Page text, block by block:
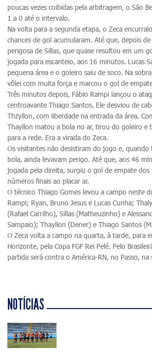
poucas vezes coibidas pela arbitragem, o São
1 a 0 até o intervalo.
Na volta para a segunda etapa, o Zeca
chances de gol acumularam. Até que, depois
perigosa de Sillas, que quase resultou em um
jogada para escanteio, aos 16 minutos. Lucas
pequena área e o goleiro saiu de soco. Na
vôlei com muita força e marcou o gol de
Três minutos depois, Fábio Rampi lançou o
centroavante Thiago Santos. Ele desviou de
Thzyllon, com liberdade na entrada da área.
Thayllon matou a bola no ar, tirou do goleiro e
para a rede. Era a virada do Zeca.
Os visitantes não desistiram do jogo e, quando
bola, ainda levavam perigo. Até que, aos 46
jogada pela direita, surgiu o gol de empate dos
números finais ao placar ar.
O técnico Thiago Gomes levou a campo neste
Rampi; Ryan, Bruno Jesus e Lucas Cunha;
(Rafael Carrilho), Sillas (Matheuzinho) e
Sampaio); Thayllon (Dener) e Thiago Santos
O Zeca volta a campo na quarta, à tarde, para
Horizonte, pela Copa FGF Rei Pelé. Pelo
partida será contra o América-RN, no Passo, na
NOTÍCIAS